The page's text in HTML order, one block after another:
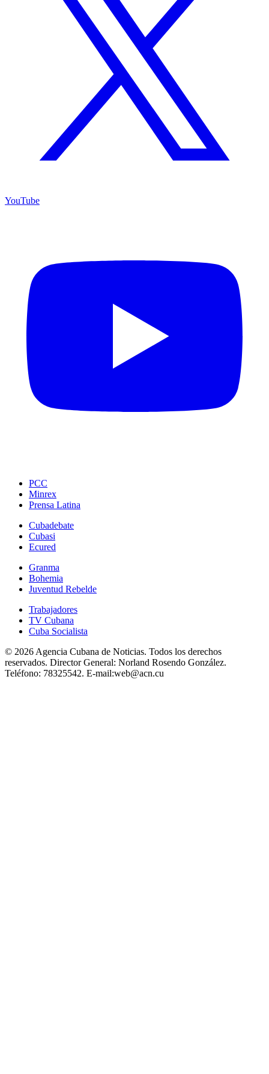
YouTube
PCC
Minrex
Prensa Latina
Cubadebate
Cubasi
Ecured
Granma
Bohemia
Juventud Rebelde
Trabajadores
TV Cubana
Cuba Socialista
© 2026 Agencia Cubana de Noticias. Todos los derechos
reservados. Director General: Norland Rosendo González.
Teléfono: 78325542. E-mail:web@acn.cu